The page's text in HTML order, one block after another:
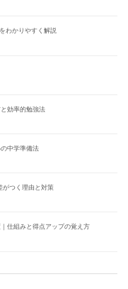
わかりやすく解説
効率的勉強法
中学準備法
がつく理由と対策
仕組みと得点アップの覚え方